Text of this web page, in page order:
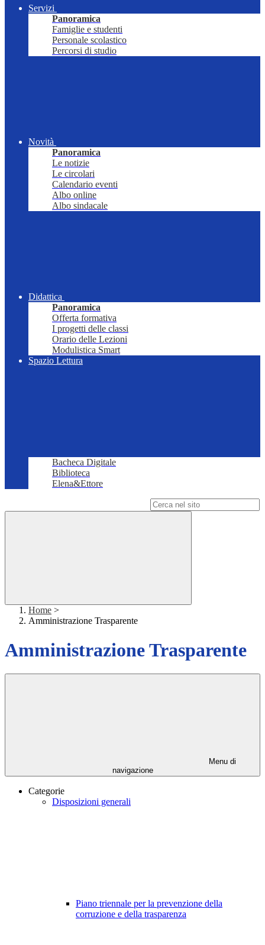
Servizi
Panoramica
Famiglie e studenti
Personale scolastico
Percorsi di studio
Novità
Panoramica
Le notizie
Le circolari
Calendario eventi
Albo online
Albo sindacale
Didattica
Panoramica
Offerta formativa
I progetti delle classi
Orario delle Lezioni
Modulistica Smart
Spazio Lettura
Bacheca Digitale
Biblioteca
Elena&Ettore
Home >
Amministrazione Trasparente
Amministrazione Trasparente
Menu di
navigazione
Categorie
Disposizioni generali
Piano triennale per la prevenzione della
corruzione e della trasparenza